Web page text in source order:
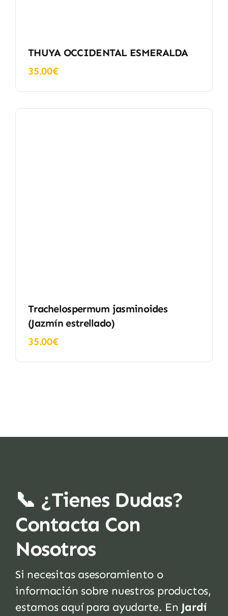
THUYA OCCIDENTAL ESMERALDA
35.00€
Trachelospermum jasminoides
(Jazmín estrellado)
35.00€
📞 ¿Tienes Dudas?
Contacta Con
Nosotros
Si necesitas asesoramiento o
información sobre nuestros productos,
estamos aquí para ayudarte. En Jardí